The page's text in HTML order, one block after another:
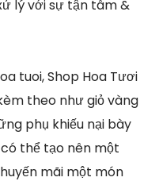
lý với sự tận tâm &
tuoi, Shop Hoa Tươi
theo như giỏ vàng
phụ khiếu nại bày
thể tạo nên một
mãi một món